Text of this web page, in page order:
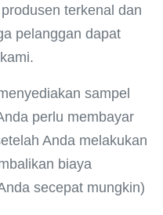
terkenal dan
pelanggan dapat
sampel
perlu membayar
Anda melakukan
biaya
secepat mungkin)